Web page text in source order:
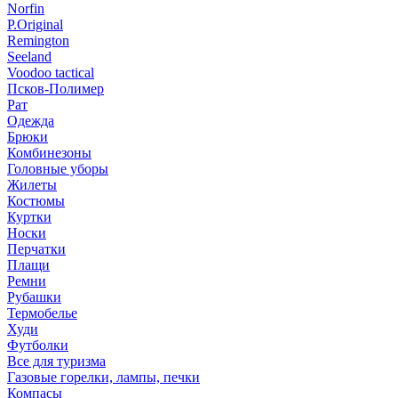
Norfin
P.Original
Remington
Seeland
Voodoo tactical
Псков-Полимер
Рат
Одежда
Брюки
Комбинезоны
Головные уборы
Жилеты
Костюмы
Куртки
Носки
Перчатки
Плащи
Ремни
Рубашки
Термобелье
Худи
Футболки
Все для туризма
Газовые горелки, лампы, печки
Компасы